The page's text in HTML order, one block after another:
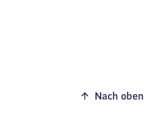
Nach oben